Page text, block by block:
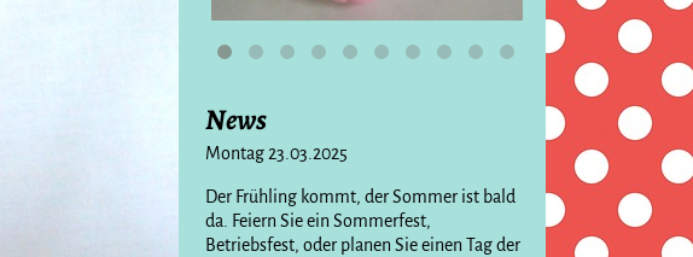
News
Montag 23.03.2025
Der Frühling kommt, der Sommer ist bald
da. Feiern Sie ein Sommerfest,
Betriebsfest, oder planen Sie einen Tag der